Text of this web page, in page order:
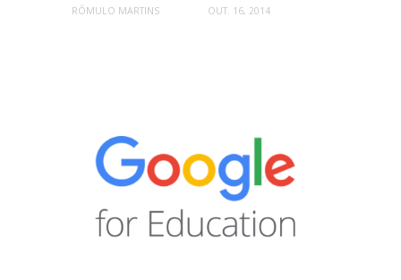
RÔMULO MARTINS OUT. 16, 2014